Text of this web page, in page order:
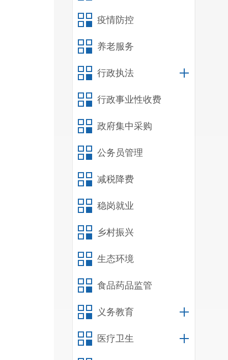
疫情防控
养老服务
行政执法
行政事业性收费
政府集中采购
公务员管理
减税降费
稳岗就业
乡村振兴
生态环境
食品药品监管
义务教育
医疗卫生